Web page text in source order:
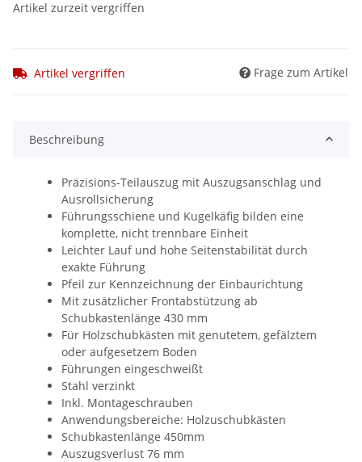
Artikel zurzeit vergriffen
Artikel vergriffen Frage zum Artikel
Beschreibung
Präzisions-Teilauszug mit Auszugsanschlag und
Ausrollsicherung
Führungsschiene und Kugelkäfig bilden eine
komplette, nicht trennbare Einheit
Leichter Lauf und hohe Seitenstabilität durch
exakte Führung
Pfeil zur Kennzeichnung der Einbaurichtung
Mit zusätzlicher Frontabstützung ab
Schubkastenlänge 430 mm
Für Holzschubkästen mit genutetem, gefälztem
oder aufgesetzem Boden
Führungen eingeschweißt
Stahl verzinkt
Inkl. Montageschrauben
Anwendungsbereiche: Holzuschubkästen
Schubkastenlänge 450mm
Auszugsverlust 76 mm